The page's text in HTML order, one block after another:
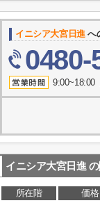
イニシア大宮日進へ
0480-
9:00~18:00
イニシア大宮日進
所在階 価格